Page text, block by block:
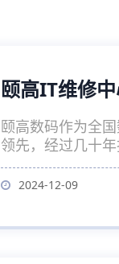
颐高IT维修
颐高数码作为全
领先，经过几十
2024-12-09